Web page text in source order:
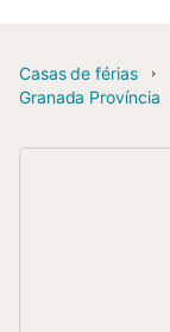
Casas de férias
Granada Província